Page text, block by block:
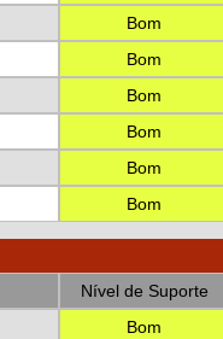
Bom
Bom
Bom
Bom
Bom
Bom
Nível de Suporte
Bom